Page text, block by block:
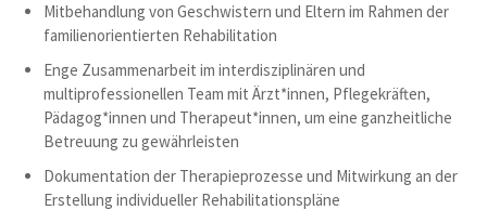
Mitbehandlung von Geschwistern und Eltern im Rahmen der
familienorientierten Rehabilitation
Enge Zusammenarbeit im interdisziplinären und
multiprofessionellen Team mit Ärzt*innen, Pflegekräften,
Pädagog*innen und Therapeut*innen, um eine ganzheitliche
Betreuung zu gewährleisten
Dokumentation der Therapieprozesse und Mitwirkung an der
Erstellung individueller Rehabilitationspläne